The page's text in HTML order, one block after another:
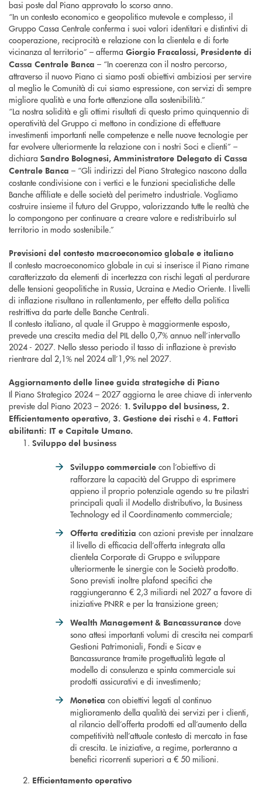
basi poste dal Piano approvato lo scorso anno.
“In un contesto economico e geopolitico mutevole e complesso, il
Gruppo Cassa Centrale conferma i suoi valori identitari e distintivi di
cooperazione, reciprocità e relazione con la clientela e di forte
vicinanza al territorio” – afferma Giorgio Fracalossi, Presidente di
Cassa Centrale Banca – “In coerenza con il nostro percorso,
attraverso il nuovo Piano ci siamo posti obiettivi ambiziosi per servire
al meglio le Comunità di cui siamo espressione, con servizi di sempre
migliore qualità e una forte attenzione alla sostenibilità.”
“La nostra solidità e gli ottimi risultati di questo primo quinquennio di
operatività del Gruppo ci mettono in condizione di effettuare
investimenti importanti nelle competenze e nelle nuove tecnologie per
far evolvere ulteriormente la relazione con i nostri Soci e clienti” –
dichiara Sandro Bolognesi, Amministratore Delegato di Cassa
Centrale Banca – “Gli indirizzi del Piano Strategico nascono dalla
costante condivisione con i vertici e le funzioni specialistiche delle
Banche affiliate e delle società del perimetro industriale. Vogliamo
costruire insieme il futuro del Gruppo, valorizzando tutte le realtà che
lo compongono per continuare a creare valore e redistribuirlo sul
territorio in modo sostenibile.”
Previsioni del contesto macroeconomico globale e italiano
Il contesto macroeconomico globale in cui si inserisce il Piano rimane
caratterizzato da elementi di incertezza con rischi legati al perdurare
delle tensioni geopolitiche in Russia, Ucraina e Medio Oriente. I livelli
di inflazione risultano in rallentamento, per effetto della politica
restrittiva da parte delle Banche Centrali.
Il contesto italiano, al quale il Gruppo è maggiormente esposto,
prevede una crescita media del PIL dello 0,7% annuo nell’intervallo
2024 - 2027. Nello stesso periodo il tasso di inflazione è previsto
rientrare dal 2,1% nel 2024 all’1,9% nel 2027.
Aggiornamento delle linee guida strategiche di Piano
Il Piano Strategico 2024 – 2027 aggiorna le aree chiave di intervento
previste dal Piano 2023 – 2026: 1. Sviluppo del business, 2.
Efficientamento operativo, 3. Gestione dei rischi e 4. Fattori
abilitanti: IT e Capitale Umano.
Sviluppo del business
Sviluppo commerciale con l’obiettivo di
rafforzare la capacità del Gruppo di esprimere
appieno il proprio potenziale agendo su tre pilastri
principali quali il Modello distributivo, la Business
Technology ed il Coordinamento commerciale;
Offerta creditizia con azioni previste per innalzare
il livello di efficacia dell’offerta integrata alla
clientela Corporate di Gruppo e sviluppare
ulteriormente le sinergie con le Società prodotto.
Sono previsti inoltre plafond specifici che
raggiungeranno € 2,3 miliardi nel 2027 a favore di
iniziative PNRR e per la transizione green;
Wealth Management & Bancassurance dove
sono attesi importanti volumi di crescita nei comparti
Gestioni Patrimoniali, Fondi e Sicav e
Bancassurance tramite progettualità legate al
modello di consulenza e spinta commerciale sui
prodotti assicurativi e di investimento;
Monetica con obiettivi legati al continuo
miglioramento della qualità dei servizi per i clienti,
al rilancio dell’offerta prodotti ed all’aumento della
competitività nell’attuale contesto di mercato in fase
di crescita. Le iniziative, a regime, porteranno a
benefici ricorrenti superiori a € 50 milioni.
Efficientamento operativo